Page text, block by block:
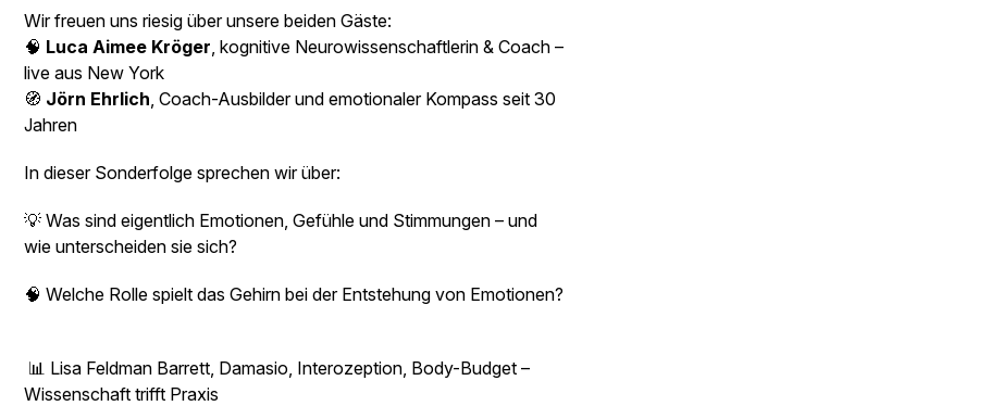
Wir freuen uns riesig über unsere beiden Gäste:
🧠 Luca Aimee Kröger, kognitive Neurowissenschaftlerin & Coach –
live aus New York
🧭 Jörn Ehrlich, Coach-Ausbilder und emotionaler Kompass seit 30
Jahren
In dieser Sonderfolge sprechen wir über:
💡 Was sind eigentlich Emotionen, Gefühle und Stimmungen – und
wie unterscheiden sie sich?
🧠 Welche Rolle spielt das Gehirn bei der Entstehung von Emotionen?
📊 Lisa Feldman Barrett, Damasio, Interozeption, Body-Budget –
Wissenschaft trifft Praxis